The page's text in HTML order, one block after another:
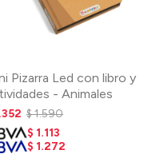
Pizarra Led con libro y
- Animales
$1.590
$ 1.113
$ 1.272